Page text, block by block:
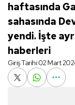
haftasında
sahasında
yendi. İşte
haberleri
Giriş Tarihi:02 Mart